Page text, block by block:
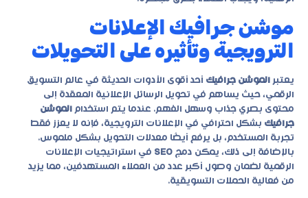
موشن جرافيك الإعلانات
الترويجية وتأثيره على التحويلات
يعتبر الموشن جرافيك أحد أقوى الأدوات الحديثة في عالم التسويق
الرقمي، حيث يساهم في تحويل الرسائل الإعلانية المعقدة إلى
محتوى بصري جذاب وسهل الفهم. عندما يتم استخدام الموشن
جرافيك بشكل احترافي في الإعلانات الترويجية، فإنه لا يعزز فقط
تجربة المستخدم، بل يرفع أيضًا معدلات التحويل بشكل ملموس.
بالإضافة إلى ذلك، يمكن دمج SEO في استراتيجيات الإعلانات
الرقمية لضمان وصول أكبر عدد من العملاء المستهدفين، مما يزيد
من فعالية الحملات التسويقية.